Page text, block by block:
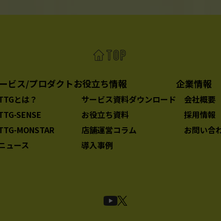
ビス/プロダクト
とは？
SENSE
MONSTAR
ュース
お役立ち情報
サービス資料ダウンロード
お役立ち資料
店舗運営コラム
導入事例
企業情報
会社概要
採用情報
お問い合